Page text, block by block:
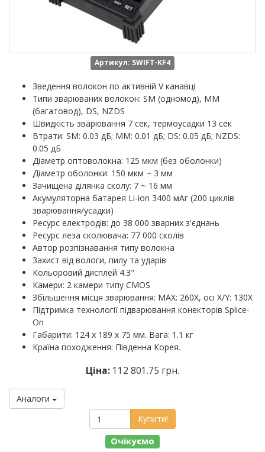
Артикул: SWIFT-KF4
Зведення волокон по активній V канавці
Типи зварюваних волокон: SM (одномод), MM
(багатовод), DS, NZDS
Швидкість зварювання 7 сек, термоусадки 13 сек
Втрати: SM: 0.03 дБ; MM: 0.01 дБ; DS: 0.05 дБ; NZDS:
0.05 дБ
Діаметр оптоволокна: 125 мкм (без оболонки)
Діаметр оболонки: 150 мкм ~ 3 мм
Зачищена ділянка сколу: 7 ~ 16 мм
Акумуляторна батарея Li-ion 3400 мАг (200 циклів
зварювання/усадки)
Ресурс електродів: до 38 000 зварних з'єднань
Ресурс леза сколювача: 77 000 сколів
Автор розпізнавання типу волокна
Захист від вологи, пилу та ударів
Кольоровий дисплей 4.3"
Камери: 2 камери типу CMOS
Збільшення місця зварювання: MAX: 260X, осі X/Y: 130X
Підтримка технології підварювання конекторів Splice-
On
Габарити: 124 х 189 х 75 мм. Вага: 1.1 кг
Країна походження: Південна Корея.
Ціна: 112 801.75 грн.
Аналоги
Купити!
Очікуємо